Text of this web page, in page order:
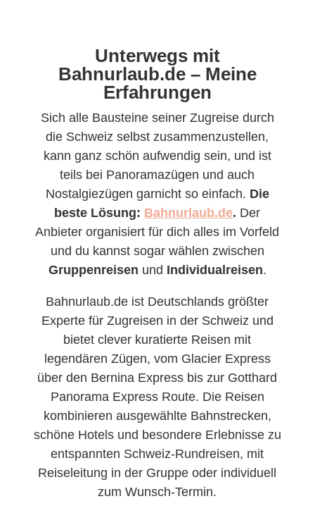
Unterwegs mit
Bahnurlaub.de – Meine
Erfahrungen
Sich alle Bausteine seiner Zugreise durch
die Schweiz selbst zusammenzustellen,
kann ganz schön aufwendig sein, und ist
teils bei Panoramazügen und auch
Nostalgiezügen garnicht so einfach. Die
beste Lösung: Bahnurlaub.de. Der
Anbieter organisiert für dich alles im Vorfeld
und du kannst sogar wählen zwischen
Gruppenreisen und Individualreisen.
Bahnurlaub.de ist Deutschlands größter
Experte für Zugreisen in der Schweiz und
bietet clever kuratierte Reisen mit
legendären Zügen, vom Glacier Express
über den Bernina Express bis zur Gotthard
Panorama Express Route. Die Reisen
kombinieren ausgewählte Bahnstrecken,
schöne Hotels und besondere Erlebnisse zu
entspannten Schweiz-Rundreisen, mit
Reiseleitung in der Gruppe oder individuell
zum Wunsch-Termin.